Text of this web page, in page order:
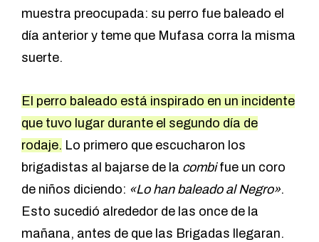
muestra preocupada: su perro fue baleado el
día anterior y teme que Mufasa corra la misma
suerte.
El perro baleado está inspirado en un incidente
que tuvo lugar durante el segundo día de
rodaje. Lo primero que escucharon los
brigadistas al bajarse de la combifue un coro
de niños diciendo: «Lo han baleado al Negro».
Esto sucedió alrededor de las once de la
mañana, antes de que las Brigadas llegaran.